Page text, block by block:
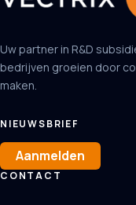
Uw partner in R&D
bedrijven groeien door
maken.
NIEUWSBRIEF
Aanmelden
CONTACT